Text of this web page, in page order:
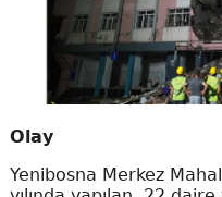
Olay
Yenibosna Merkez